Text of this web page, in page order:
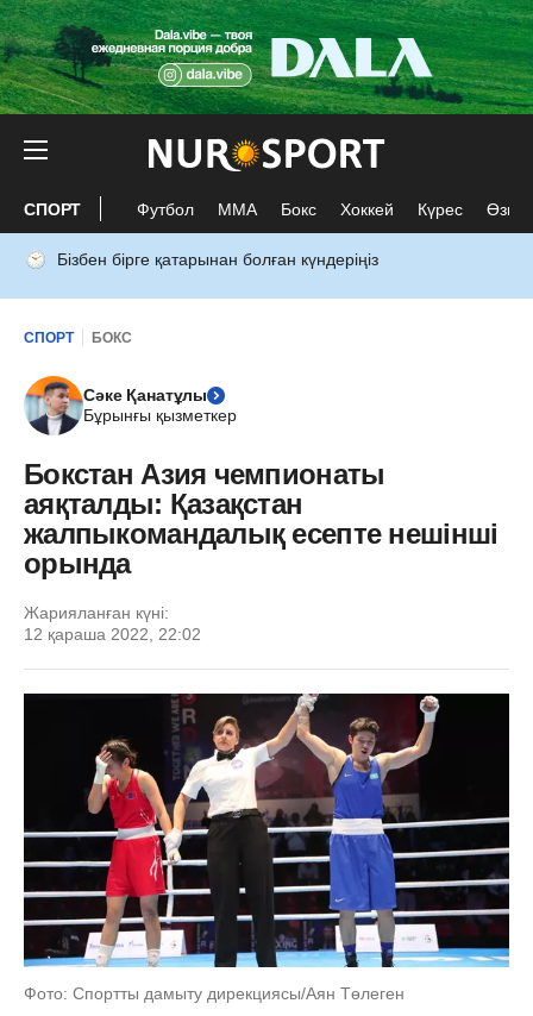
СПОРТ Футбол ММА Бокс Хоккей Күрес Өзге
Бізбен бірге қатарынан болған күндеріңіз
СПОРТ БОКС
Сәке Қанатұлы
Бұрынғы қызметкер
Бокстан Азия чемпионаты
аяқталды: Қазақстан
жалпыкомандалық есепте нешінші
орында
Жарияланған күні:
12 қараша 2022, 22:02
Фото: Спортты дамыту дирекциясы/Аян Төлеген